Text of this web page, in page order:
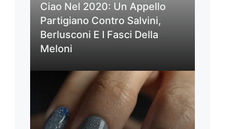
Ciao Nel 2020: Un Appello
Partigiano Contro Salvini,
Berlusconi E I Fasci Della
Meloni